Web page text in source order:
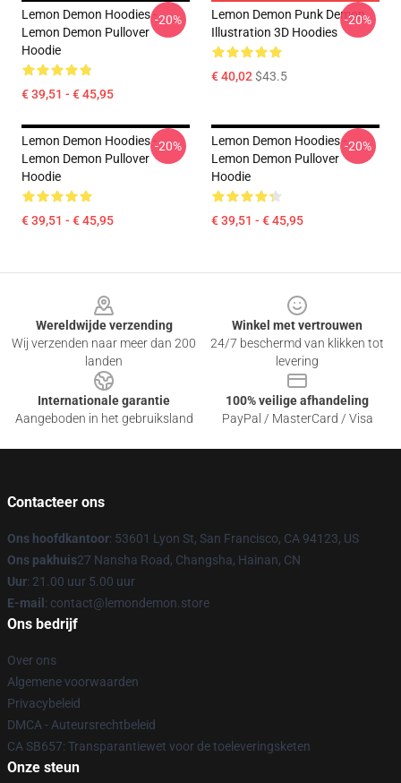
Lemon Demon Hoodies -
Lemon Demon Pullover
Hoodie
€ 39,51 - € 45,95
-20%
Lemon Demon Punk Demon
Illustration 3D Hoodies
€ 40,02$43.5
-20%
Lemon Demon Hoodies -
Lemon Demon Pullover
Hoodie
€ 39,51 - € 45,95
-20%
Lemon Demon Hoodies -
Lemon Demon Pullover
Hoodie
€ 39,51 - € 45,95
-20%
Wereldwijde verzending
Wij verzenden naar meer dan 200
landen
Winkel met vertrouwen
24/7 beschermd van klikken tot
levering
Internationale garantie
Aangeboden in het gebruiksland
100% veilige afhandeling
PayPal / MasterCard / Visa
Contacteer ons
Ons hoofdkantoor: 53601 Lyon St, San Francisco, CA 94123, US
Ons pakhuis27 Nansha Road, Changsha, Hainan, CN
Uur: 21.00 uur 5.00 uur
E-mail : contact@lemondemon.store
Ons bedrijf
Over ons
Algemene voorwaarden
Privacybeleid
DMCA - Auteursrechtbeleid
CA SB657: Transparantiewet voor de toeleveringsketen
Onze steun